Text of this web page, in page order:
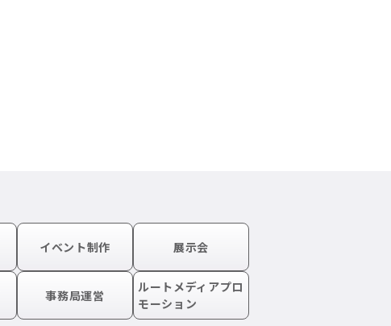
イベント制作 展示会
事務局運営
ルートメディアプロ
モーション